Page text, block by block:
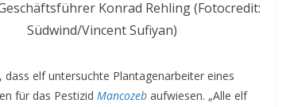
Konrad Rehling (Fotocredit:
Südwind/Vincent Sufiyan)
elf untersuchte Plantagenarbeiter eines
für das Pestizid Mancozeb aufwiesen. „Alle elf